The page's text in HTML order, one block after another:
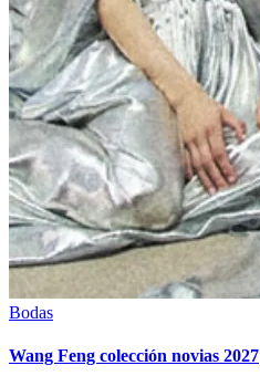
Bodas
Wang Feng colección novias 2027